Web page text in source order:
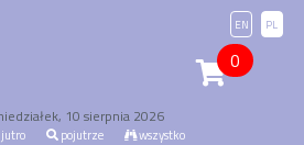
PL
EN
0
10 sierpnia 2026
jutro pojutrze wszystko